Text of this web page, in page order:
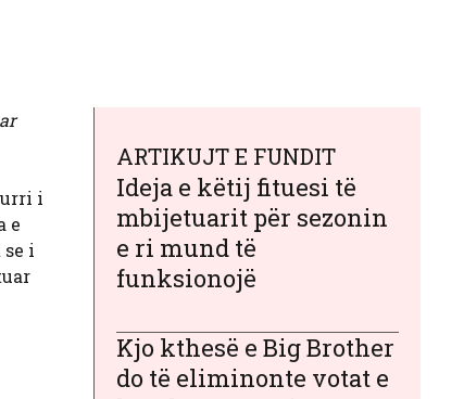
i
e
i
ARTIKUJT E FUNDIT
Ideja e këtij fituesi të
mbijetuarit për sezonin
e ri mund të
funksionojë
Kjo kthesë e Big Brother
do të eliminonte votat e